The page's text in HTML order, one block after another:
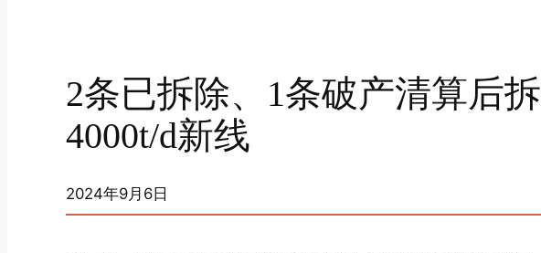
2条已拆除、1条破产清算后
4000t/d新线
2024年9月6日